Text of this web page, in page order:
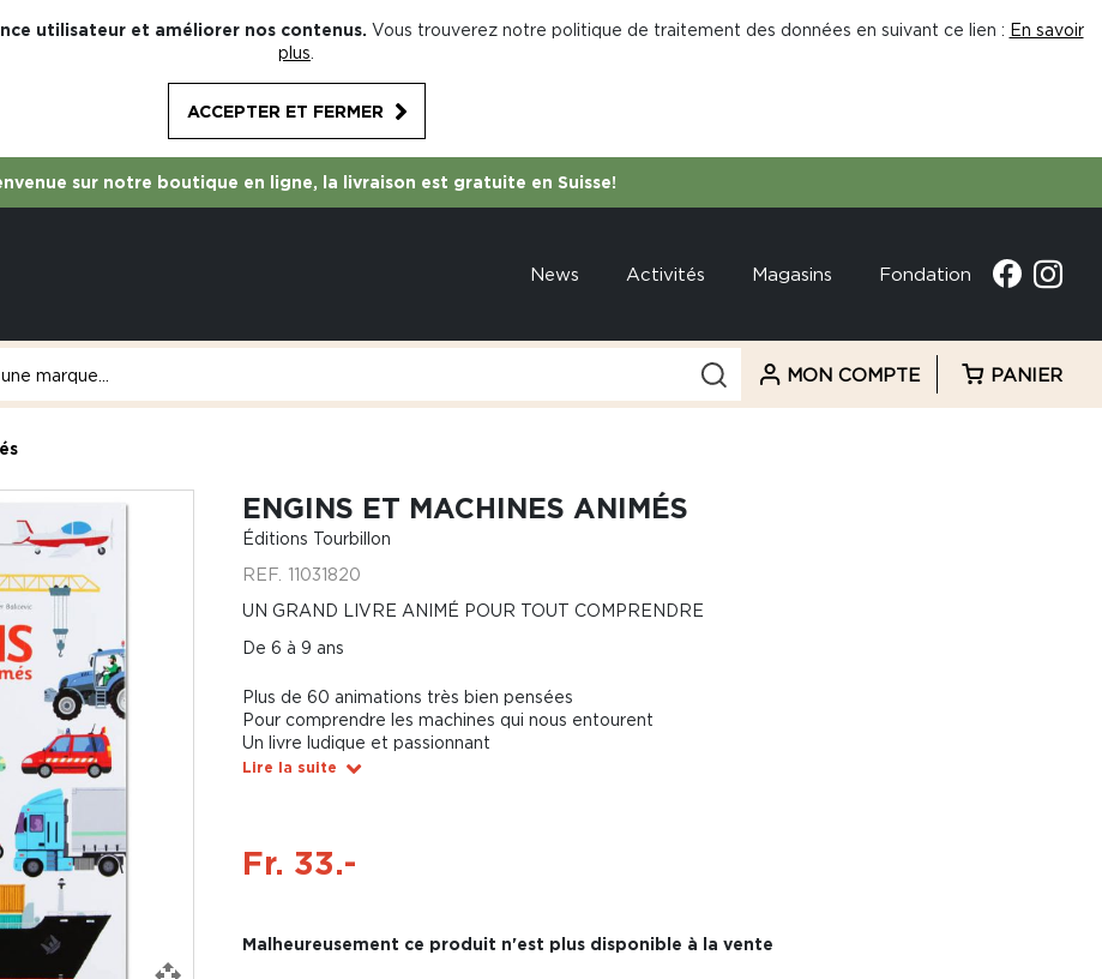
utilisateur et améliorer nos contenus. Vous trouverez notre politique de traitement des données en suivant ce lien : En savoir
plus
ACCEPTER ET FERMER
sur notre boutique en ligne, la livraison est gratuite en Suisse!
News Activités Magasins Fondation
MON COMPTE PANIER
ENGINS ET MACHINES ANIMÉS
Éditions Tourbillon
REF. 11031820
UN GRAND LIVRE ANIMÉ POUR TOUT COMPRENDRE
De 6 à 9 ans
Plus de 60 animations très bien pensées
Pour comprendre les machines qui nous entourent
Un livre ludique et passionnant
Lire la suite
Fr. 33.-
Malheureusement ce produit n'est plus disponible à la vente